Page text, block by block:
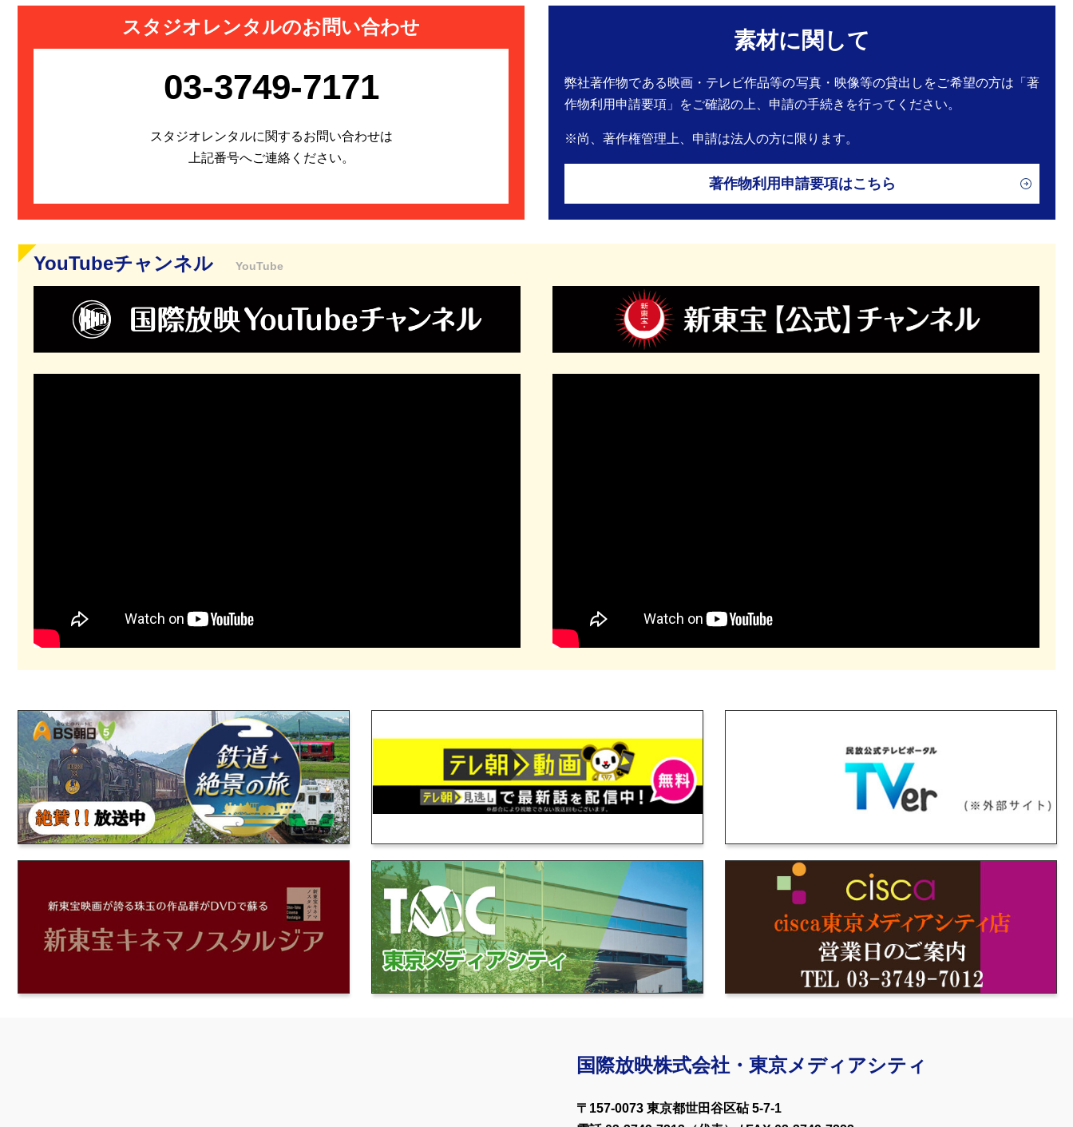
2025/10/2 お知らせ
「東京国際映画祭２０２５」の日本映画クラシックス部門で 新東宝作品『銀座化粧』の４Kデジタルリマスター版を上映いたします。
お知らせ
弊社が制作協力しました縦型ショートドラマ DramaBox「私の逆転人生 ～契約結 婚で社長夫人～」が絶賛配信中！ぜひご覧ください！ ＜あらすじ＞ 佐木優芽はヤクザに
2025/2/7 お知らせ
社もご協力いたしました。入場無料！皆様、是非、足をお運びください。詳しくは添付のチラシをご覧ください。
日本映画史探検！「新東宝国際放映」と「近代映画協会」の歩みチラシ
2024/9/27 お知らせ
シネマヴェーラ渋谷にて『安西郷子生誕90年＆新東宝特集』が１０月１９日（土）から開催されます！！皆様、是非ご来場ください。詳しくは本文リンク、シネマヴェーラの
Webサイトをご覧ください。
2023/6/15 お知らせ
2023/6/12 BD・DVDの販売
新東宝キネマノスタルジア最新情報！ BD・DVD発売タイトルやＴシャツなどの関連グッズを掲載！是非本文をクリックして最新情報をご覧ください！！
2023/5/31 スタジオ
TMC-A1スタジオが６月１日（木）よりリニューアルオープン！ コンパクトになったスイッチャー、ホリゾント照明のLED化！詳細は、下記機材リストをご覧ください。
TMC-A１スタジオ 機材リスト
2023/3/31 スタジオ
東京メディアシティTMC-A1スタジオは、４月１日～５月３１日の期間、各種機材の更新工事を行います。リニューアルオープンは、６月１日からとなります。
スタジオレンタルのお問い合わせ
03-3749-7171
スタジオレンタルに関するお問い合わせは
上記番号へご連絡ください。
素材に関して
弊社著作物である映画・テレビ作品等の写真・映像等の貸出しをご希望の方は「著
作物利用申請要項」をご確認の上、申請の手続きを行ってください。
※尚、著作権管理上、申請は法人の方に限ります。
著作物利用申請要項はこちら
YouTubeチャンネル YouTube
国際放映株式会社・東京メディアシティ
〒157-0073 東京都世田谷区砧 5-7-1